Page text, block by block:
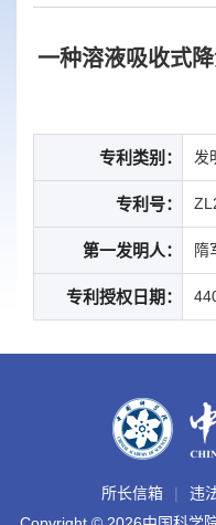
一种溶液吸收式
专利类别： 发
专利号：
第一发明人： 隋
专利授权日期：
所长信箱 违